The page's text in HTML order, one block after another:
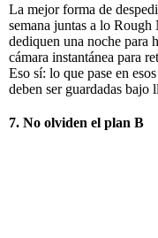
La mejor forma de
semana juntas a lo
dediquen una noche para
cámara instantánea para
Eso sí: lo que pase en
deben ser guardadas bajo
7. No olviden el plan B